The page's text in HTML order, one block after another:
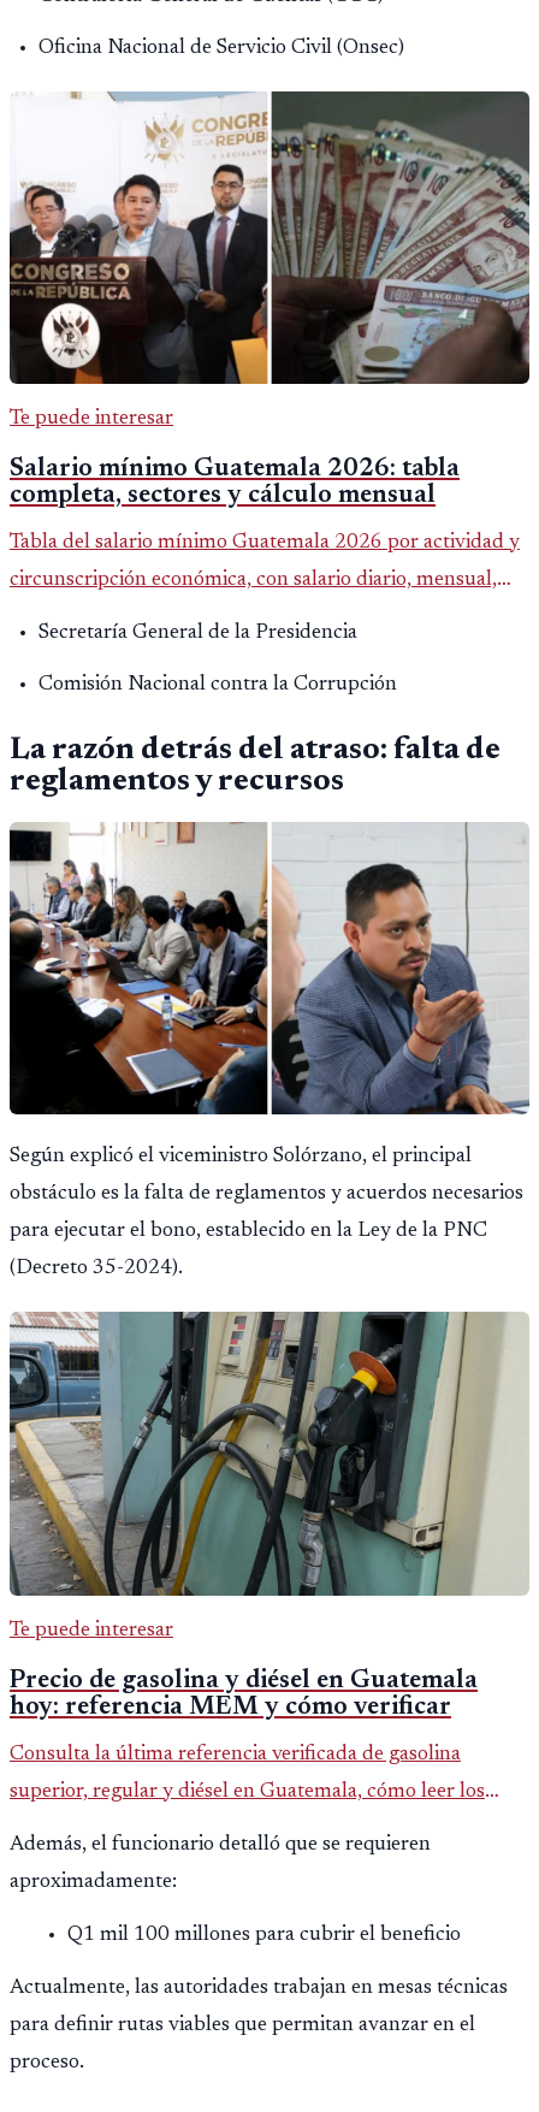
Oficina Nacional de Servicio Civil (Onsec)
Te puede interesar
Salario mínimo Guatemala 2026: tabla
completa, sectores y cálculo mensual
Tabla del salario mínimo Guatemala 2026 por actividad y
circunscripción económica, con salario diario, mensual,
bonificación incentivo y total estimado.
Secretaría General de la Presidencia
Comisión Nacional contra la Corrupción
La razón detrás del atraso: falta de
reglamentos y recursos
Según explicó el viceministro Solórzano, el principal
obstáculo es la falta de reglamentos y acuerdos necesarios
para ejecutar el bono, establecido en la Ley de la PNC
(Decreto 35-2024).
Te puede interesar
Precio de gasolina y diésel en Guatemala
hoy: referencia MEM y cómo verificar
Consulta la última referencia verificada de gasolina
superior, regular y diésel en Guatemala, cómo leer los
reportes del MEM y qué revisar antes de llenar el tanque.
Además, el funcionario detalló que se requieren
aproximadamente:
Q1 mil 100 millones para cubrir el beneficio
Actualmente, las autoridades trabajan en mesas técnicas
para definir rutas viables que permitan avanzar en el
proceso.